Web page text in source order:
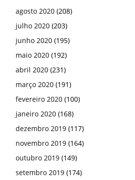
novembro 2019(164)
outubro 2019(149)
setembro 2019(174)
agosto 2019(239)
julho 2019 (170)
junho 2019(192)
maio 2019(192)
abril 2019(178)
março 2019(181)
fevereiro 2019(204)
janeiro 2019(222)
dezembro 2018 (117)